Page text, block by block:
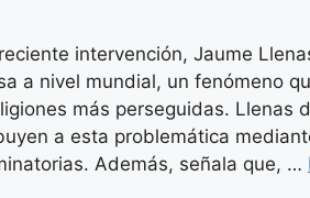
intervención, Jaume
a nivel mundial, un fenómeno
más perseguidas. Llenas
a esta problemática
Además, señala que, …